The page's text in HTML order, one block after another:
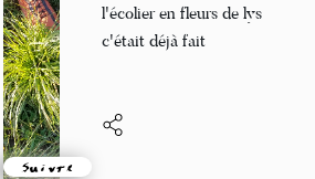
Suivre
l'écolier en fleurs de lys
c'était déjà fait